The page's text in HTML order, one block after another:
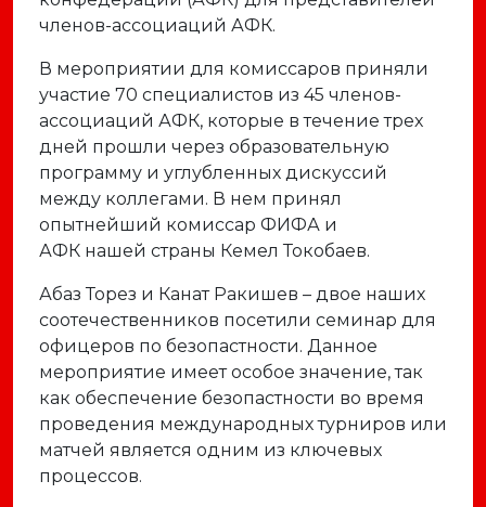
членов-ассоциаций АФК.
В мероприятии для комиссаров приняли
участие 70 специалистов из 45 членов-
ассоциаций АФК, которые в течение трех
дней прошли через образовательную
программу и углубленных дискуссий
между коллегами. В нем принял
опытнейший комиссар ФИФА и
АФК нашей страны Кемел Токобаев.
Абаз Торез и Канат Ракишев – двое наших
соотечественников посетили семинар для
офицеров по безопастности. Данное
мероприятие имеет особое значение, так
как обеспечение безопастности во время
проведения международных турниров или
матчей является одним из ключевых
процессов.